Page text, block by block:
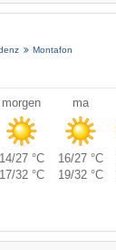
Montafon
morgen ma
14/27 °C 16/27 °C
17/32 °C 19/32 °C